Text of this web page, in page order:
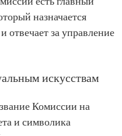
назначается
отвечает за управление
искусствам
Комиссии на
и символика